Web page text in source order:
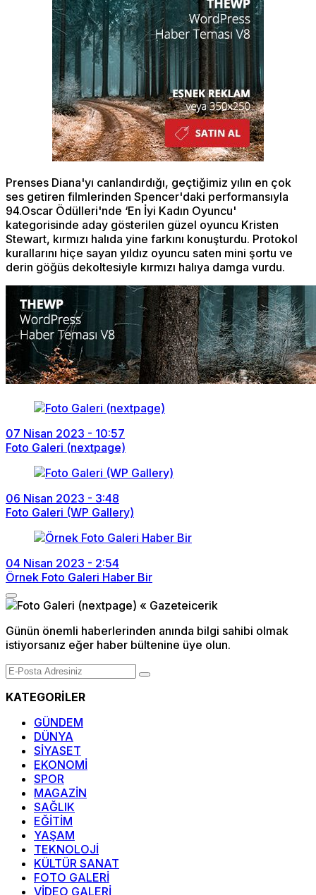
Prenses Diana'yı canlandırdığı, geçtiğimiz yılın en çok
ses getiren filmlerinden Spencer'daki performansıyla
94.Oscar Ödülleri'nde ‘En İyi Kadın Oyuncu'
kategorisinde aday gösterilen güzel oyuncu Kristen
Stewart, kırmızı halıda yine farkını konuşturdu. Protokol
kurallarını hiçe sayan yıldız oyuncu saten mini şortu ve
derin göğüs dekoltesiyle kırmızı halıya damga vurdu.
07 Nisan 2023 - 10:57
Foto Galeri (nextpage)
06 Nisan 2023 - 3:48
Foto Galeri (WP Gallery)
04 Nisan 2023 - 2:54
Örnek Foto Galeri Haber Bir
Günün önemli haberlerinden anında bilgi sahibi olmak
istiyorsanız eğer haber bültenine üye olun.
KATEGORİLER
GÜNDEM
DÜNYA
SİYASET
EKONOMİ
SPOR
MAGAZİN
SAĞLIK
EĞİTİM
YAŞAM
TEKNOLOJİ
KÜLTÜR SANAT
FOTO GALERİ
VİDEO GALERİ